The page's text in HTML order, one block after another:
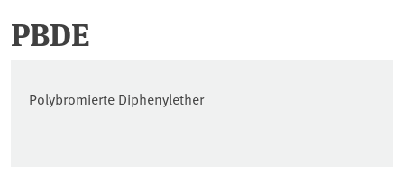
PBDE
Polybromierte Diphenylether